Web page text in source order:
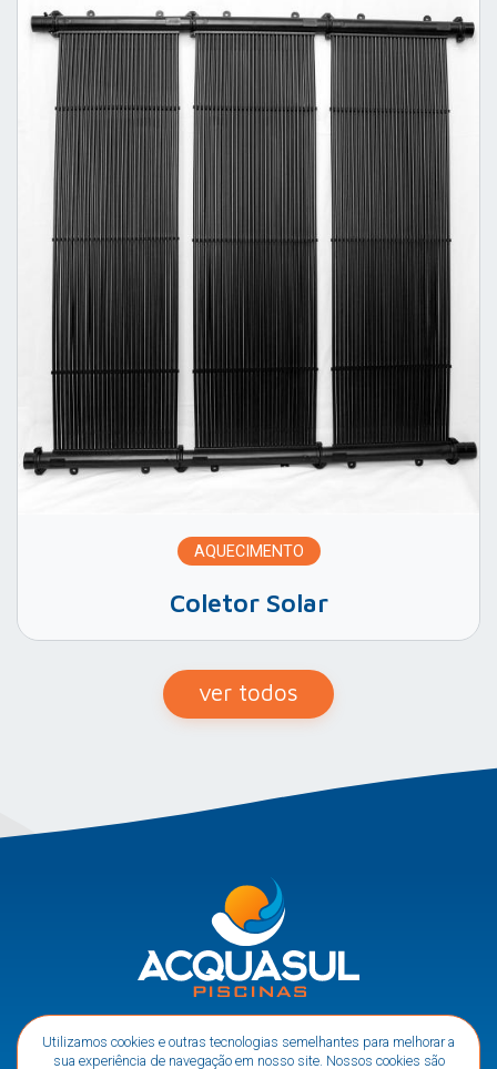
AQUECIMENTO
Coletor Solar
ver todos
Acompanhe nossas
Utilizamos cookies e outras tecnologias semelhantes para melhorar a
sua experiência de navegação em nosso site. Nossos cookies são